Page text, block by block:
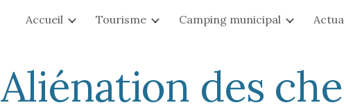
Skip to main content
Accueil Tourisme Camping municipal
Aliénation des